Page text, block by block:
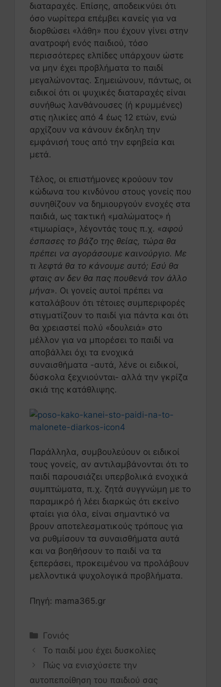
διαταραχές. Επίσης, αποδεικνύει ότι
όσο νωρίτερα επέμβει κανείς για να
διορθώσει «λάθη» που έχουν γίνει στην
ανατροφή ενός παιδιού, τόσο
περισσότερες ελπίδες υπάρχουν ώστε
να μην έχει προβλήματα το παιδί
μεγαλώνοντας. Σημειώνουν, πάντως, οι
ειδικοί ότι οι ψυχικές διαταραχές είναι
συνήθως λανθάνουσες (ή κρυμμένες)
στις ηλικίες από 4 έως 12 ετών, ενώ
αρχίζουν να κάνουν έκδηλη την
εμφάνισή τους από την εφηβεία και
μετά.
Τέλος, οι επιστήμονες κρούουν τον
κώδωνα του κινδύνου στους γονείς που
συνηθίζουν να δημιουργούν ενοχές στα
παιδιά, ως τακτική «μαλώματος» ή
«τιμωρίας», λέγοντάς τους π.χ. «αφού
έσπασες το βάζο της θείας, τώρα θα
πρέπει να αγοράσουμε καινούργιο. Με
τι λεφτά θα το κάνουμε αυτό; Εσύ θα
φταις αν δεν θα πας πουθενά τον άλλο
μήνα». Οι γονείς αυτοί πρέπει να
καταλάβουν ότι τέτοιες συμπεριφορές
στιγματίζουν το παιδί για πάντα και ότι
θα χρειαστεί πολύ «δουλειά» στο
μέλλον για να μπορέσει το παιδί να
αποβάλλει όχι τα ενοχικά
συναισθήματα -αυτά, λένε οι ειδικοί,
δύσκολα ξεχνιούνται- αλλά την γκρίζα
σκιά της κατάθλιψης.
Παράλληλα, συμβουλεύουν οι ειδικοί
τους γονείς, αν αντιλαμβάνονται ότι το
παιδί παρουσιάζει υπερβολικά ενοχικά
συμπτώματα, π.χ. ζητά συγγνώμη με το
παραμικρό ή λέει διαρκώς ότι εκείνο
φταίει για όλα, είναι σημαντικό να
βρουν αποτελεσματικούς τρόπους για
να ρυθμίσουν τα συναισθήματα αυτά
και να βοηθήσουν το παιδί να τα
ξεπεράσει, προκειμένου να προλάβουν
μελλοντικά ψυχολογικά προβλήματα.
Πηγή: mama365.gr
Γονιός
Το παιδί μου έχει δυσκολίες
Πώς να ενισχύσετε την
αυτοπεποίθηση του παιδιού σας